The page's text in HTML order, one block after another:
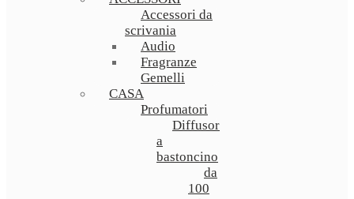
Accessori da
scrivania
Audio
Fragranze
Gemelli
CASA
Profumatori
Diffusori
a
bastoncino
da
100